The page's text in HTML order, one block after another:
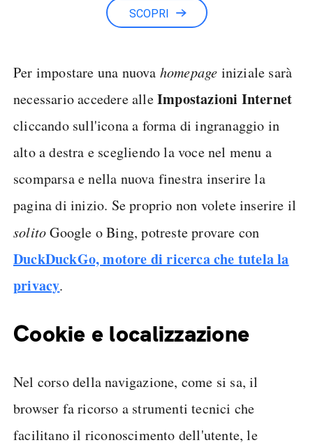
SCOPRI
Per impostare una nuova homepage iniziale sarà
necessario accedere alleImpostazioni Internet
cliccando sull'icona a forma di ingranaggio in
alto a destra e scegliendo la voce nel menu a
scomparsa e nella nuova finestra inserire la
pagina di inizio. Se proprio non volete inserire il
solitoGoogle o Bing, potreste provare con
DuckDuckGo, motore di ricerca che tutela la
privacy.
Cookie e localizzazione
Nel corso della navigazione, come si sa, il
browser fa ricorso a strumenti tecnici che
facilitano il riconoscimento dell'utente, le